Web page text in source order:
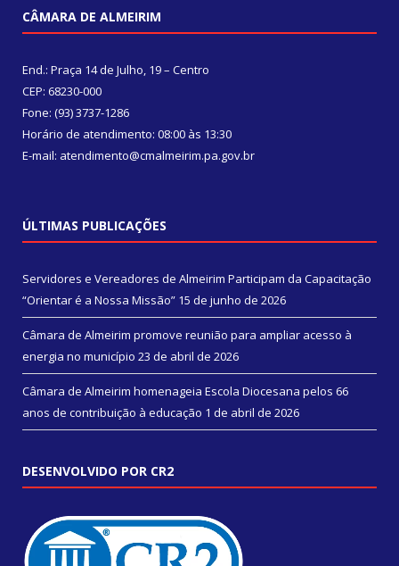
CÂMARA DE ALMEIRIM
End.: Praça 14 de Julho, 19 – Centro
CEP: 68230-000
Fone: (93) 3737-1286
Horário de atendimento: 08:00 às 13:30
E-mail: atendimento@cmalmeirim.pa.gov.br
ÚLTIMAS PUBLICAÇÕES
Servidores e Vereadores de Almeirim Participam da Capacitação
“Orientar é a Nossa Missão” 15 de junho de 2026
Câmara de Almeirim promove reunião para ampliar acesso à
energia no município 23 de abril de 2026
Câmara de Almeirim homenageia Escola Diocesana pelos 66
anos de contribuição à educação 1 de abril de 2026
DESENVOLVIDO POR CR2